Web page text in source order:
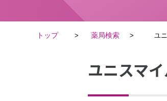
トップ 薬局検索 ユ
ユニスマ